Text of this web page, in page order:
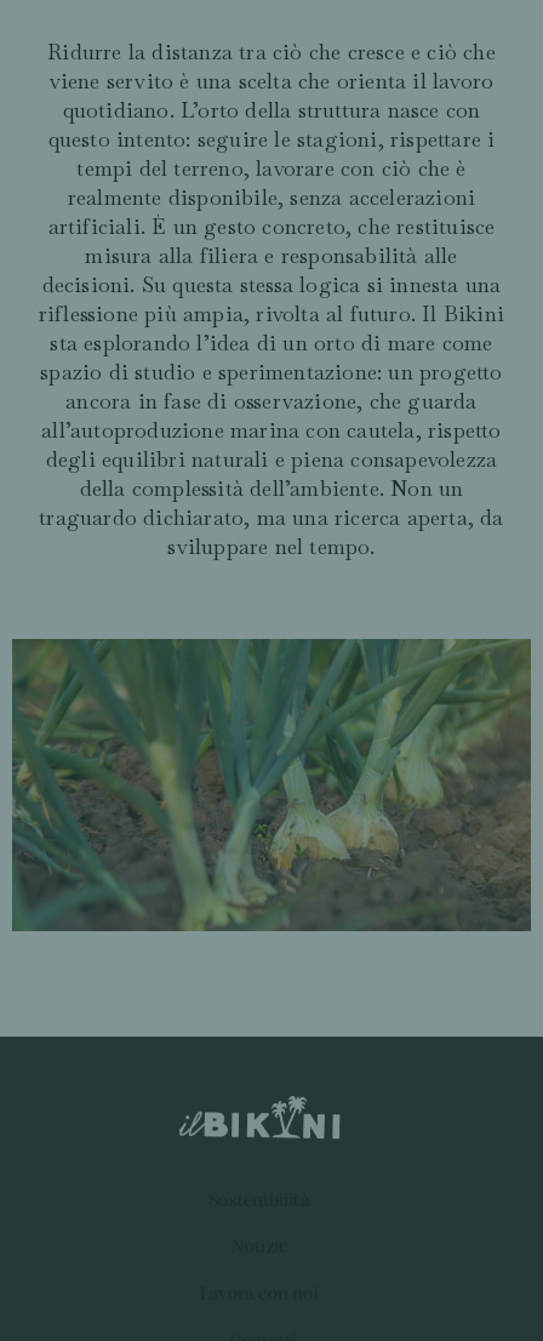
Ridurre la distanza tra ciò che cresce e ciò che
viene servito è una scelta che orienta il lavoro
quotidiano. L’orto della struttura nasce con
questo intento: seguire le stagioni, rispettare i
tempi del terreno, lavorare con ciò che è
realmente disponibile, senza accelerazioni
artificiali. È un gesto concreto, che restituisce
misura alla filiera e responsabilità alle
decisioni. Su questa stessa logica si innesta una
riflessione più ampia, rivolta al futuro. Il Bikini
sta esplorando l’idea di un orto di mare come
spazio di studio e sperimentazione: un progetto
ancora in fase di osservazione, che guarda
all’autoproduzione marina con cautela, rispetto
degli equilibri naturali e piena consapevolezza
della complessità dell’ambiente. Non un
traguardo dichiarato, ma una ricerca aperta, da
sviluppare nel tempo.